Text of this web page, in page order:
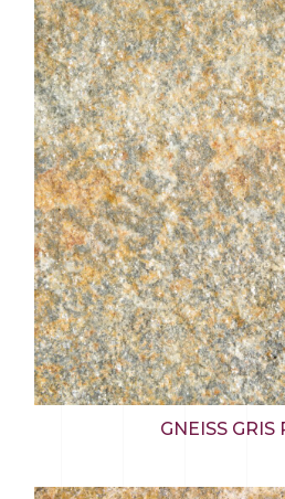
GNEISS GRIS